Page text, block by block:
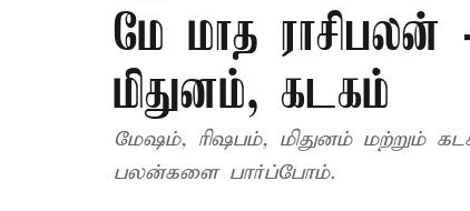
மே மாத
மிதுனம், கடகம்
மேஷம், ரிஷபம், மிதுனம் மற்றும்
பலன்களை பார்ப்போம்.